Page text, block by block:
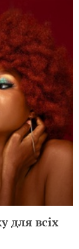
для всіх